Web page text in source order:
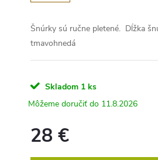
Šnúrky sú ručne pletené. Dĺžka
tmavohnedá
Skladom 1 ks
11.8.2026
28 €